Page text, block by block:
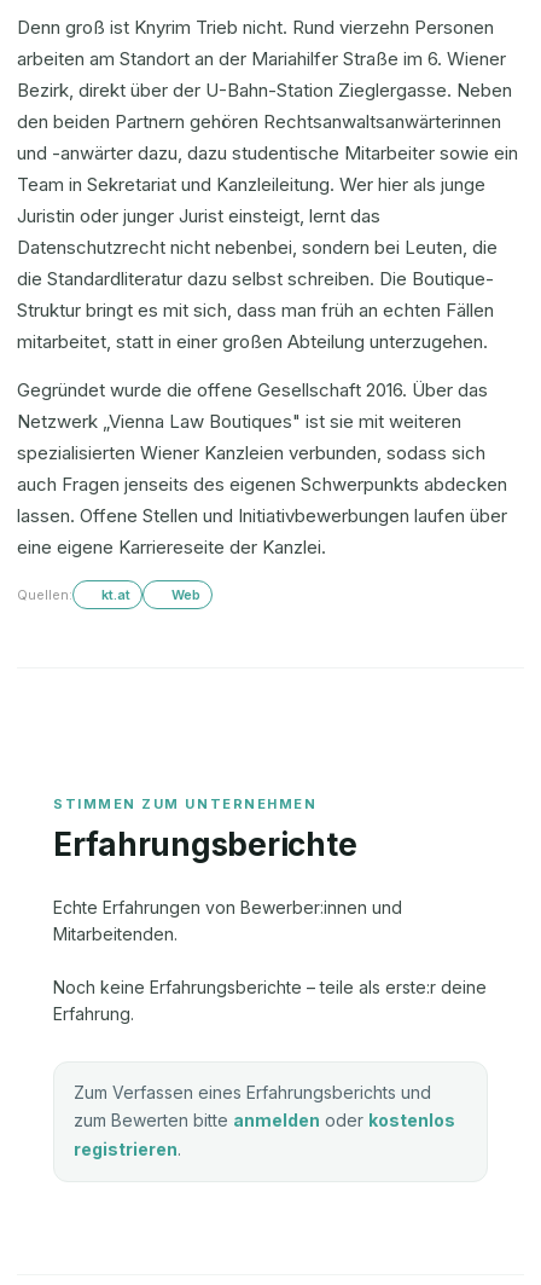
Denn groß ist Knyrim Trieb nicht. Rund vierzehn Personen
arbeiten am Standort an der Mariahilfer Straße im 6. Wiener
Bezirk, direkt über der U-Bahn-Station Zieglergasse. Neben
den beiden Partnern gehören Rechtsanwaltsanwärterinnen
und -anwärter dazu, dazu studentische Mitarbeiter sowie ein
Team in Sekretariat und Kanzleileitung. Wer hier als junge
Juristin oder junger Jurist einsteigt, lernt das
Datenschutzrecht nicht nebenbei, sondern bei Leuten, die
die Standardliteratur dazu selbst schreiben. Die Boutique-
Struktur bringt es mit sich, dass man früh an echten Fällen
mitarbeitet, statt in einer großen Abteilung unterzugehen.
Gegründet wurde die offene Gesellschaft 2016. Über das
Netzwerk „Vienna Law Boutiques" ist sie mit weiteren
spezialisierten Wiener Kanzleien verbunden, sodass sich
auch Fragen jenseits des eigenen Schwerpunkts abdecken
lassen. Offene Stellen und Initiativbewerbungen laufen über
eine eigene Karriereseite der Kanzlei.
Quellen: kt.at Web
Erfahrungsberichte
Echte Erfahrungen von Bewerber:innen und
Mitarbeitenden.
Noch keine Erfahrungsberichte – teile als erste:r deine
Erfahrung.
Zum Verfassen eines Erfahrungsberichts und
zum Bewerten bitte anmelden oder kostenlos
registrieren.